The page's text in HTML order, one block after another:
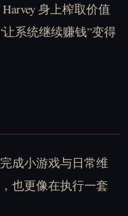
身上榨取价值
系统继续赚钱”变得
成小游戏与日常维
也更像在执行一套